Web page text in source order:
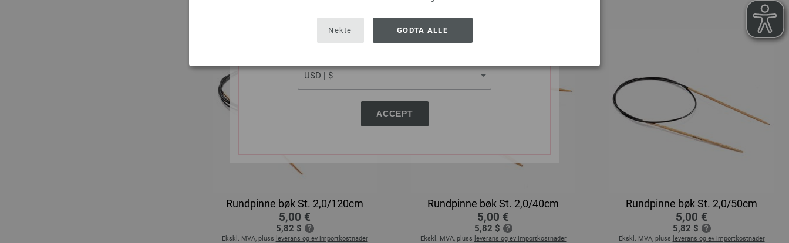
SHIPPING TO
USA - The United States of America
ACCEPT
Nekte GODTA ALLE
Rundpinne bøk St. 2,0/120cm
5,00 €
5,82 $
Ekskl. MVA, pluss leverans og ev importkostnader
Rundpinne bøk St. 2,0/40cm
5,00 €
5,82 $
Ekskl. MVA, pluss leverans og ev importkostnader
Rundpinne bøk St. 2,0/50cm
5,00 €
5,82 $
Ekskl. MVA, pluss leverans og ev importkostnader